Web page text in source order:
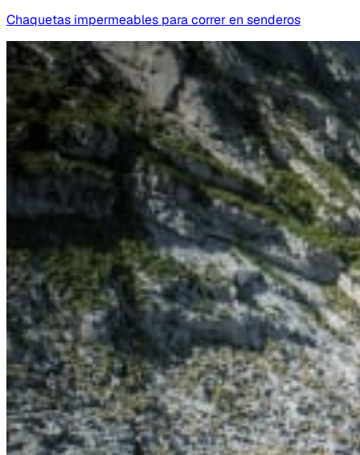
Chaquetas impermeables para correr en senderos